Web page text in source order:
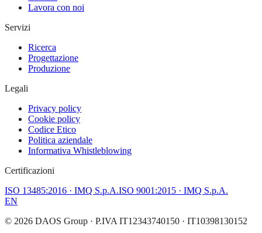
Lavora con noi
Servizi
Ricerca
Progettazione
Produzione
Legali
Privacy policy
Cookie policy
Codice Etico
Politica aziendale
Informativa Whistleblowing
Certificazioni
ISO 13485:2016 · IMQ S.p.A.ISO 9001:2015 · IMQ S.p.A.
EN
© 2026 DAOS Group · P.IVA IT12343740150 · IT10398130152